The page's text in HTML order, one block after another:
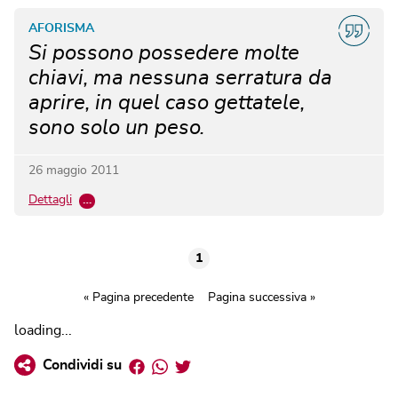
Si possono possedere molte
chiavi, ma nessuna serratura da
aprire, in quel caso gettatele,
sono solo un peso.
AFORISMA
26 maggio 2011
Dettagli …
1
« Pagina precedente Pagina successiva »
loading...
Condividi su Facebook
Whatsapp
Twitter